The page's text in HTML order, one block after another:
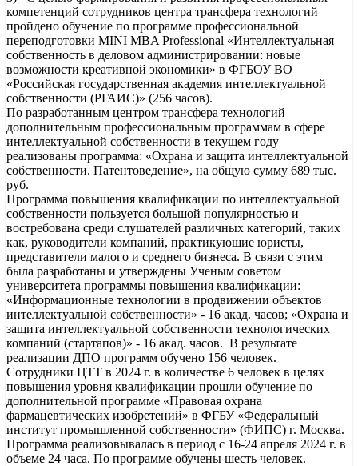
компетенций сотрудников центра трансфера технологий
пройдено обучение по программе профессиональной
переподготовки MINI MBA Professional «Интеллектуальная
собственность в деловом администрировании: новые
возможности креативной экономики» в ФГБОУ ВО
«Российская государственная академия интеллектуальной
собственности (РГАИС)» (256 часов).
По разработанным центром трансфера технологий
дополнительным профессиональным программам в сфере
интеллектуальной собственности в текущем году
реализованы программа: «Охрана и защита интеллектуальной
собственности. Патентоведение», на общую сумму 689 тыс.
руб.
Программа повышения квалификации по интеллектуальной
собственности пользуется большой популярностью и
востребована среди слушателей различных категорий, таких
как, руководители компаний, практикующие юристы,
представители малого и среднего бизнеса. В связи с этим
была разработаны и утверждены Ученым советом
университета программы повышения квалификации:
«Информационные технологии в продвижении объектов
интеллектуальной собственности» - 16 акад. часов; «Охрана и
защита интеллектуальной собственности технологических
компаний (стартапов)» - 16 акад. часов. В результате
реализации ДПО программ обучено 156 человек.
Сотрудники ЦТТ в 2024 г. в количестве 6 человек в целях
повышения уровня квалификации прошли обучение по
дополнительной программе «Правовая охрана
фармацевтических изобретений» в ФГБУ «Федеральный
институт промышленной собственности» (ФИПС) г. Москва.
Программа реализовывалась в период с 16-24 апреля 2024 г. в
объеме 24 часа. По программе обучены шесть человек.